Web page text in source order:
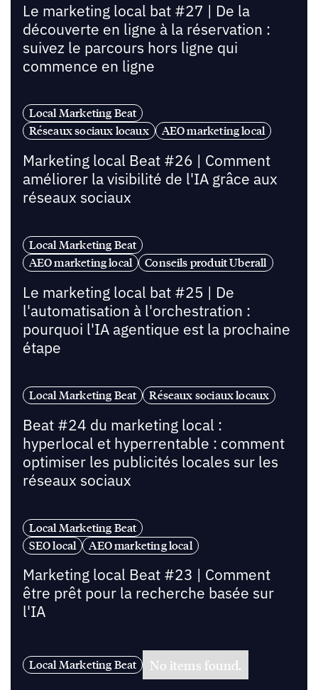
Le marketing local bat #27 | De la
découverte en ligne à la réservation :
suivez le parcours hors ligne qui
commence en ligne
Local Marketing Beat
Réseaux sociaux locaux
AEO marketing local
Marketing local Beat #26 | Comment
améliorer la visibilité de l'IA grâce aux
réseaux sociaux
Local Marketing Beat
AEO marketing local
Conseils produit Uberall
Le marketing local bat #25 | De
l'automatisation à l'orchestration :
pourquoi l'IA agentique est la prochaine
étape
Local Marketing Beat Réseaux sociaux locaux
Beat #24 du marketing local :
hyperlocal et hyperrentable : comment
optimiser les publicités locales sur les
réseaux sociaux
Local Marketing Beat
SEO local
AEO marketing local
Marketing local Beat #23 | Comment
être prêt pour la recherche basée sur
l'IA
Local Marketing Beat No items found.